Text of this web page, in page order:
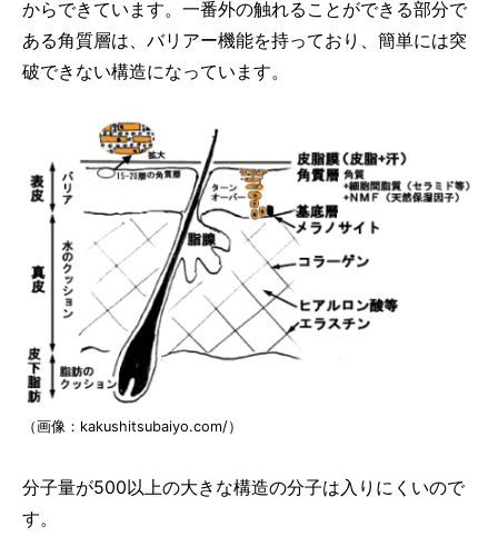
からできています。一番外の触れることができる部分で
ある角質層は、バリアー機能を持っており、簡単には突
破できない構造になっています。
（画像：kakushitsubaiyo.com/）
分子量が500以上の大きな構造の分子は入りにくいので
す。